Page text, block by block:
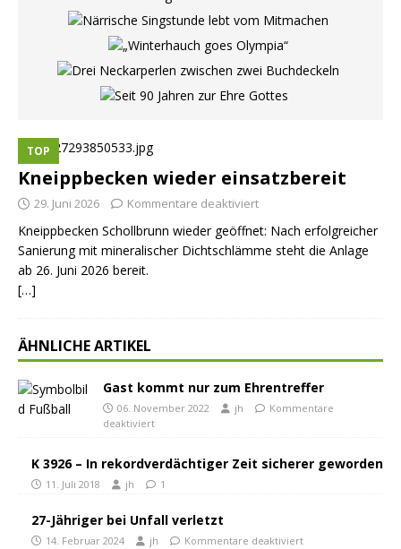
TOP
Kneippbecken wieder einsatzbereit
29. Juni 2026 Kommentare deaktiviert
Kneippbecken Schollbrunn wieder geöffnet: Nach erfolgreicher
Sanierung mit mineralischer Dichtschlämme steht die Anlage
ab 26. Juni 2026 bereit.
[…]
ÄHNLICHE ARTIKEL
Gast kommt nur zum Ehrentreffer
06. November 2022 jh
Kommentare
deaktiviert
K 3926 – In rekordverdächtiger Zeit sicherer geworden
11. Juli 2018 jh 1
27-Jähriger bei Unfall verletzt
14. Februar 2024 jh Kommentare deaktiviert